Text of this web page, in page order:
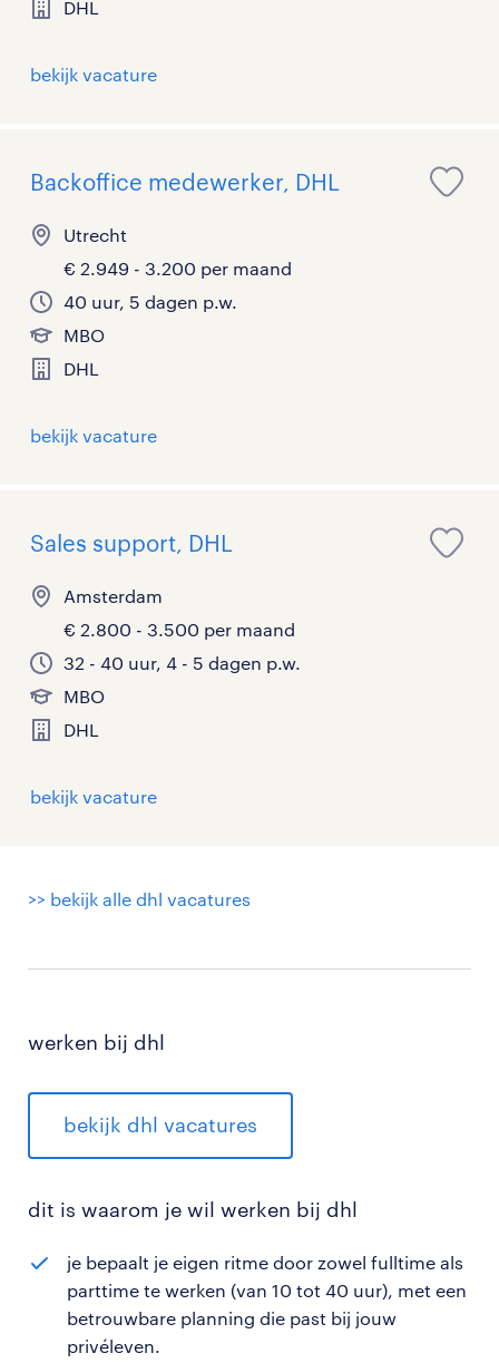
DHL
bekijk vacature
Backoffice medewerker, DHL
Utrecht
€ 2.949 - 3.200 per maand
40 uur, 5 dagen p.w.
MBO
DHL
bekijk vacature
Sales support, DHL
Amsterdam
€ 2.800 - 3.500 per maand
32 - 40 uur, 4 - 5 dagen p.w.
MBO
DHL
bekijk vacature
>> bekijk alle dhl vacatures
werken bij dhl
bekijk dhl vacatures
dit is waarom je wil werken bij dhl
je bepaalt je eigen ritme door zowel fulltime als
parttime te werken (van 10 tot 40 uur), met een
betrouwbare planning die past bij jouw
privéleven.